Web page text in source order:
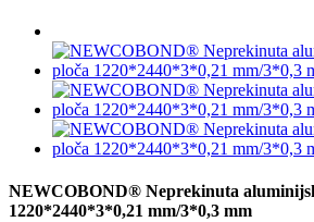
NEWCOBOND® Neprekinuta
1220*2440*3*0,21 mm/3*0,3 mm